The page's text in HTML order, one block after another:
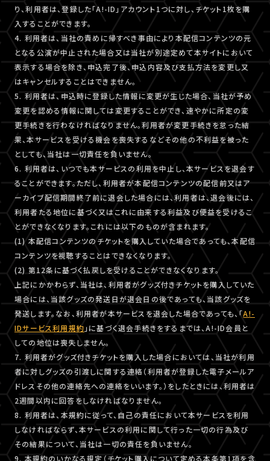
り、利用者は、登録した「A!-ID」アカウント1つに対し、チケット1枚を購
入することができます。
4. 利用者は、当社の責めに帰すべき事由により本配信コンテンツの元
となる公演が中止された場合又は当社が別途定めて本サイトにおいて
表示する場合を除き、申込完了後、申込内容及び支払方法を変更し又
はキャンセルすることはできません。
5. 利用者は、申込時に登録した情報に変更が生じた場合、当社が予め
変更を認める情報に関しては変更することができ、速やかに所定の変
更手続きを行わなければなりません。利用者が変更手続きを怠った結
果、本サービスを受ける機会を喪失するなどその他の不利益を被った
としても、当社は一切責任を負いません。
6. 利用者は、いつでも本サービスの利用を中止し、本サービスを退会す
ることができます。ただし、利用者が本配信コンテンツの配信前又はア
ーカイブ配信期間終了前に退会した場合には、利用者は、退会後には、
利用者たる地位に基づく又はこれに由来する利益及び便益を受けるこ
とができなくなります。これには以下のものが含まれます。
(1) 本配信コンテンツのチケットを購入していた場合であっても、本配信
コンテンツを視聴することはできなくなります。
(2) 第12条に基づく払戻しを受けることができなくなります。
上記にかかわらず、当社は、利用者がグッズ付きチケットを購入していた
場合には、当該グッズの発送日が退会日の後であっても、当該グッズを
発送します。なお、利用者が本サービスを退会した場合であっても、「A!-
IDサービス利用規約 」に基づく退会手続きをするまでは、A!-ID会員と
しての地位は喪失しません。
7. 利用者がグッズ付きチケットを購入した場合においては、当社が利用
者に対しグッズの引渡しに関する連絡（利用者が登録した電子メールア
ドレスその他の連絡先への連絡をいいます。）をしたときには、利用者は
2週間以内に回答をしなければなりません。
8. 利用者は、本規約に従って、自己の責任において本サービスを利用
しなければならず、本サービスの利用に関して行った一切の行為及び
その結果について、当社は一切の責任を負いません。
9. 本規約のいかなる規定（チケット購入について定める本条第1項を含